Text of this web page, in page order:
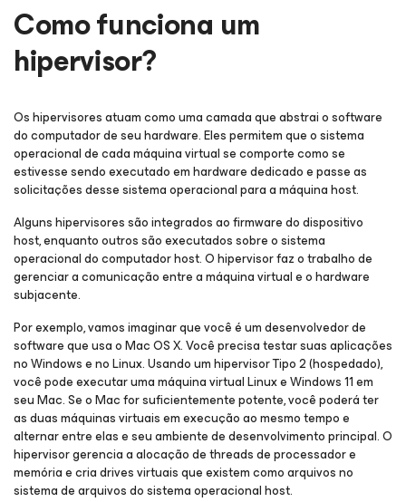
Como funciona um
hipervisor?
Os hipervisores atuam como uma camada que abstrai o software
do computador de seu hardware. Eles permitem que o sistema
operacional de cada máquina virtual se comporte como se
estivesse sendo executado em hardware dedicado e passe as
solicitações desse sistema operacional para a máquina host.
Alguns hipervisores são integrados ao firmware do dispositivo
host, enquanto outros são executados sobre o sistema
operacional do computador host. O hipervisor faz o trabalho de
gerenciar a comunicação entre a máquina virtual e o hardware
subjacente.
Por exemplo, vamos imaginar que você é um desenvolvedor de
software que usa o Mac OS X. Você precisa testar suas aplicações
no Windows e no Linux. Usando um hipervisor Tipo 2 (hospedado),
você pode executar uma máquina virtual Linux e Windows 11 em
seu Mac. Se o Mac for suficientemente potente, você poderá ter
as duas máquinas virtuais em execução ao mesmo tempo e
alternar entre elas e seu ambiente de desenvolvimento principal. O
hipervisor gerencia a alocação de threads de processador e
memória e cria drives virtuais que existem como arquivos no
sistema de arquivos do sistema operacional host.